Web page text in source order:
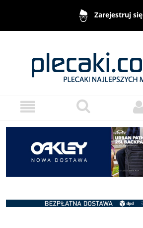
Zarejestruj się